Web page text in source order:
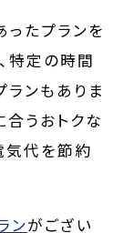
ったプランを
特定の時間
ンもありま
うおトクな
気代を節約
ンがござい